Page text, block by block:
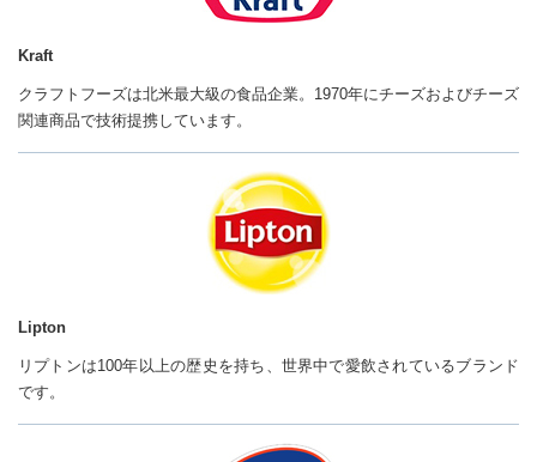
Kraft
クラフトフーズは北米最大級の食品企業。1970年にチーズおよびチーズ
関連商品で技術提携しています。
Lipton
リプトンは100年以上の歴史を持ち、世界中で愛飲されているブランド
です。